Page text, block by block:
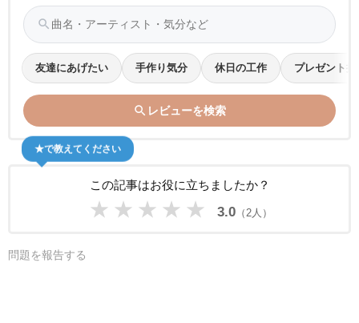
search
友達にあげたい 手作り気分 休日の工作 プレゼント探
search レビューを検索
この記事はお役に立ちましたか？
★ ★ ★ ★ ★ 3.0（2人）
★で教えてください
問題を報告する